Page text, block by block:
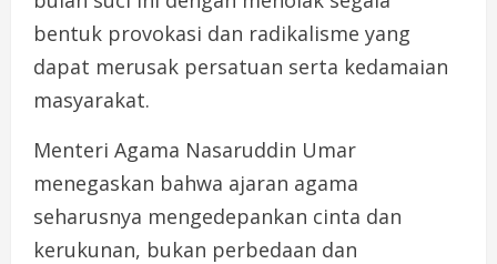
bentuk provokasi dan radikalisme yang
dapat merusak persatuan serta kedamaian
masyarakat.
Menteri Agama Nasaruddin Umar
menegaskan bahwa ajaran agama
seharusnya mengedepankan cinta dan
kerukunan, bukan perbedaan dan